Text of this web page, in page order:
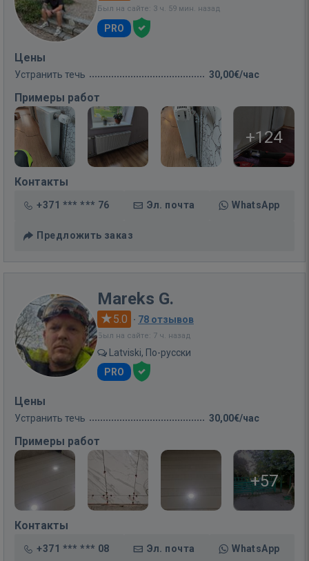
Был на сайте: 3 ч. 59 мин. назад
PRO
Цены
Устранить течь 30,00€/час
Примеры работ
+124
Контакты
+371 *** *** 76 Эл. почта WhatsApp
Предложить заказ
Mareks G.
5.0 · 78 отзывов
Был на сайте: 7 ч. назад
Latviski, По-русски
PRO
Цены
Устранить течь 30,00€/час
Примеры работ
+57
Контакты
+371 *** *** 08 Эл. почта WhatsApp